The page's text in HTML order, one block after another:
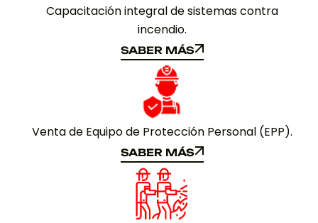
Capacitación integral de sistemas contra
incendio.
SABER MÁS
SABER MÁS
Venta de Equipo de Protección Personal (EPP).
SABER MÁS
SABER MÁS